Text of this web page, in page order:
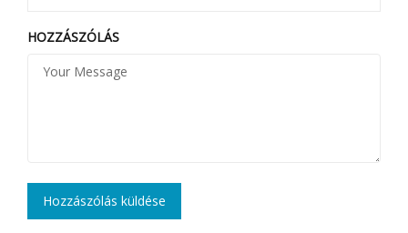
HOZZÁSZÓLÁS